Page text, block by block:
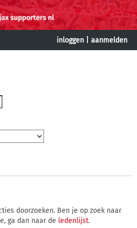
inloggen aanmelden
doorzoeken. Ben je op zoek naar
ga dan naar de ledenlijst.